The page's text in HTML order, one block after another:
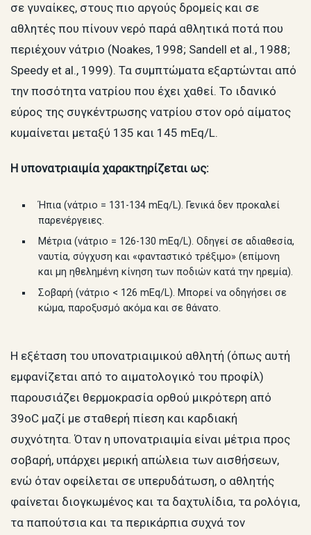
σε γυναίκες, στους πιο αργούς δρομείς και σε
αθλητές που πίνουν νερό παρά αθλητικά ποτά που
περιέχουν νάτριο (Noakes, 1998; Sandell et al., 1988;
Speedy et al., 1999). Τα συμπτώματα εξαρτώνται από
την ποσότητα νατρίου που έχει χαθεί. Το ιδανικό
εύρος της συγκέντρωσης νατρίου στον ορό αίματος
κυμαίνεται μεταξύ 135 και 145 mEq/L.
Η υπονατριαιμία χαρακτηρίζεται ως:
Ήπια (νάτριο = 131-134 mEq/L). Γενικά δεν προκαλεί
παρενέργειες.
Μέτρια (νάτριο = 126-130 mEq/L). Οδηγεί σε αδιαθεσία,
ναυτία, σύγχυση και «φανταστικό τρέξιμο» (επίμονη
και μη ηθελημένη κίνηση των ποδιών κατά την ηρεμία).
Σοβαρή (νάτριο < 126 mEq/L). Μπορεί να οδηγήσει σε
κώμα, παροξυσμό ακόμα και σε θάνατο.
Η εξέταση του υπονατριαιμικού αθλητή (όπως αυτή
εμφανίζεται από το αιματολογικό του προφίλ)
παρουσιάζει θερμοκρασία ορθού μικρότερη από
39oC μαζί με σταθερή πίεση και καρδιακή
συχνότητα. Όταν η υπονατριαιμία είναι μέτρια προς
σοβαρή, υπάρχει μερική απώλεια των αισθήσεων,
ενώ όταν οφείλεται σε υπερυδάτωση, ο αθλητής
φαίνεται διογκωμένος και τα δαχτυλίδια, τα ρολόγια,
τα παπούτσια και τα περικάρπια συχνά τον